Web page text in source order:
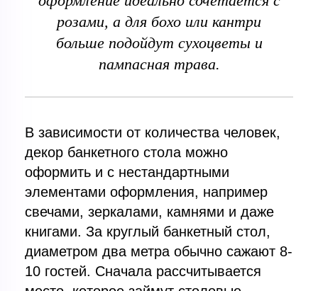
розами, а для бохо или кантри
больше подойдут сухоцветы и
пампасная трава.
В зависимости от количества человек,
декор банкетного стола можно
оформить и с нестандартными
элементами оформления, например
свечами, зеркалами, камнями и даже
книгами. За круглый банкетный стол,
диаметром два метра обычно сажают 8-
10 гостей. Сначала рассчитывается